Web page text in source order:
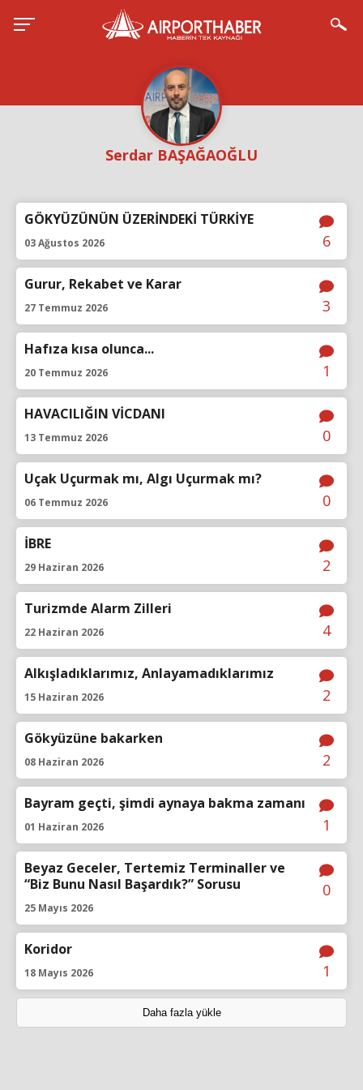
Serdar BAŞAĞAOĞLU
GÖKYÜZÜNÜN ÜZERİNDEKİ TÜRKİYE
03 Ağustos 2026 6
Gurur, Rekabet ve Karar
27 Temmuz 2026 3
Hafıza kısa olunca...
20 Temmuz 2026 1
HAVACILIĞIN VİCDANI
13 Temmuz 2026 0
Uçak Uçurmak mı, Algı Uçurmak mı?
06 Temmuz 2026 0
İBRE
29 Haziran 2026 2
Turizmde Alarm Zilleri
22 Haziran 2026 4
Alkışladıklarımız, Anlayamadıklarımız
15 Haziran 2026 2
Gökyüzüne bakarken
08 Haziran 2026 2
Bayram geçti, şimdi aynaya bakma zamanı
01 Haziran 2026 1
Beyaz Geceler, Tertemiz Terminaller ve
“Biz Bunu Nasıl Başardık?” Sorusu
25 Mayıs 2026
0
Koridor
18 Mayıs 2026 1
Daha fazla yükle